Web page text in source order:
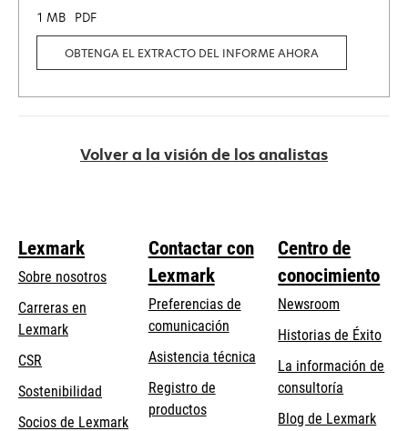
1 MB PDF
OBTENGA EL EXTRACTO DEL INFORME AHORA
Volver a la visión de los analistas
Lexmark
Sobre nosotros
Carreras en
Lexmark
CSR
Sostenibilidad
Socios de Lexmark
Contactar con
Lexmark
Preferencias de
comunicación
se
abre
en
una
Asistencia técnicase
abre
Registro de
productos
Centro de
conocimiento
Newsroom
Historias de Éxito
La información de
consultoría
Blog de Lexmark